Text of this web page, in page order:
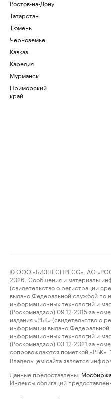
Ростов-на-Дону
Татарстан
Тюмень
Черноземье
Кавказ
Карелия
Мурманск
Приморский
край
© ООО «БИЗНЕСПРЕСС», АО
2026. Сообщения и материалы
(свидетельство о регистрации
выдано Федеральной службой по
информационных технологий и
(Роскомнадзор) 09.12.2015 за
издания «РБК» (свидетельство о
информации выдано Федеральной
информационных технологий и
(Роскомнадзор) 03.12.2021 за
сопровождаются пометкой «РБК».
Владельцем сайта является
Данные предоставлены: Мосбиржа
Индексы облигаций